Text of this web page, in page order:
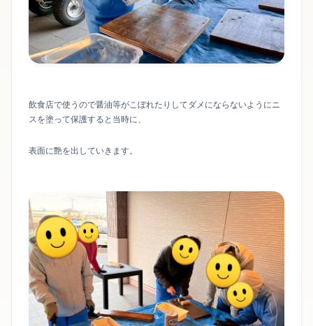
飲食店で使うので醤油等がこぼれたりしてダメにならないようにニ
スを塗って保護すると当時に、
表面に艶を出していきます。